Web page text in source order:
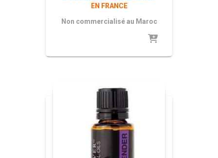
EN FRANCE
Non commercialisé au Maroc